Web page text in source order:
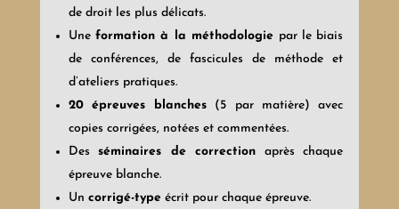
de droit les plus délicats.
Uneformation à la méthodologie par le biais
de conférences, de fascicules de méthode et
d’ateliers pratiques.
20
épreuves blanches (5 par matière) avec
copies corrigées, notées et commentées.
Desséminaires de correction après chaque
épreuve blanche.
Un corrigé-typeécrit pour chaque épreuve.